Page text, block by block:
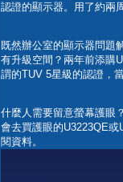
認證的顯示器。用了約兩
既然辦公室的顯示器問題
有升級空間？兩年前添購
謂的TUV 5星級的認證，
什麼人需要留意螢幕護眼
會去買護眼的U3223QE
閱資料。